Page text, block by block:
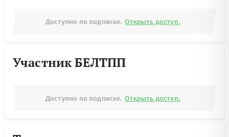
Доступно по подписке. Открыть доступ.
Участник БЕЛТПП
Доступно по подписке. Открыть доступ.